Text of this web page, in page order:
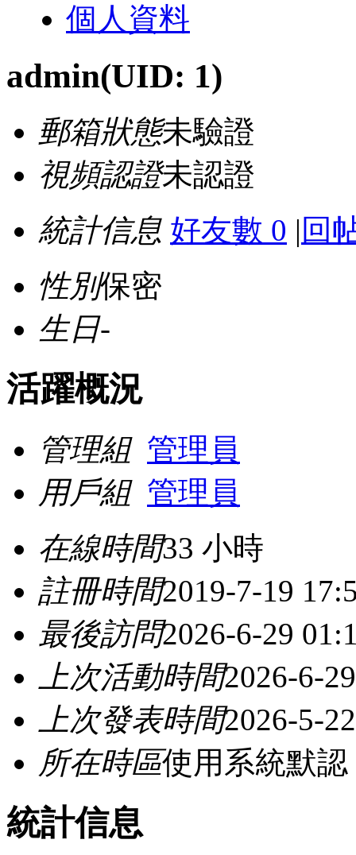
個人資料
admin(UID: 1)
郵箱狀態未驗證
視頻認證未認證
統計信息 好友數 0 | 回
性別保密
生日-
活躍概況
管理組 管理員
用戶組 管理員
在線時間33 小時
註冊時間2019-7-19
最後訪問2026-6-29
上次活動時間2026-6-
上次發表時間2026-5-
所在時區使用系統默認
統計信息